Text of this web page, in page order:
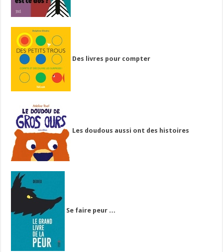
Des livres pour compter
Les doudous aussi ont des histoires
Se faire peur …